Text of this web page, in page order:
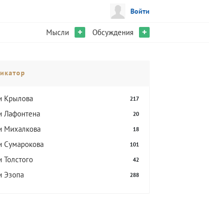
Войти
Мысли + Обсуждения +
Крылова 217
Лафонтена 20
Михалкова 18
Сумарокова 101
Толстого 42
Эзопа 288